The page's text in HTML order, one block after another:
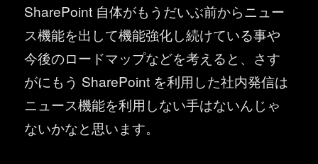
SharePoint 自体がもうだいぶ前からニュー
ス機能を出して機能強化し続けている事や
今後のロードマップなどを考えると、さす
がにもう SharePoint を利用した社内発信は
ニュース機能を利用しない手はないんじゃ
ないかなと思います。